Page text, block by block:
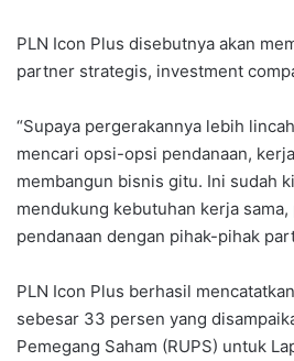
PLN Icon Plus disebutnya akan
partner strategis, investment
“Supaya pergerakannya lebih
mencari opsi-opsi pendanaan,
membangun bisnis gitu. Ini sudah
mendukung kebutuhan kerja
pendanaan dengan pihak-pihak
PLN Icon Plus berhasil
sebesar 33 persen yang
Pemegang Saham (RUPS) untuk